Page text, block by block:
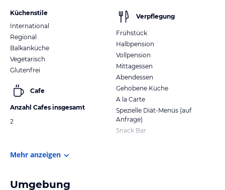
Küchenstile
International
Regional
Balkanküche
Vegetarisch
Glutenfrei
Cafe
Anzahl Cafes insgesamt
2
Verpflegung
Frühstück
Halbpension
Vollpension
Mittagessen
Abendessen
Gehobene Küche
A la Carte
Spezielle Diät-Menüs (auf
Anfrage)
Snack Bar
Mehr anzeigen
Umgebung